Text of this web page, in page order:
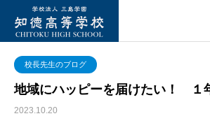
校長先生のブログ
地域にハッピーを届けたい！ １
2023.10.20